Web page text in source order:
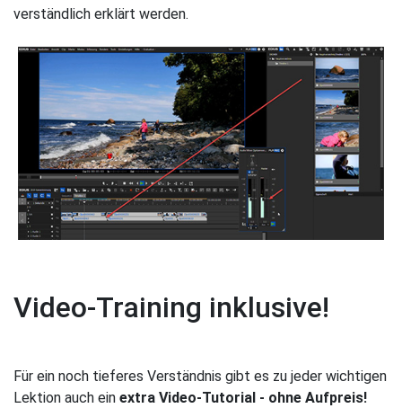
verständlich erklärt werden.
Video-Training inklusive!
Für ein noch tieferes Verständnis gibt es zu jeder wichtigen
Lektion auch ein extra Video-Tutorial - ohne Aufpreis!